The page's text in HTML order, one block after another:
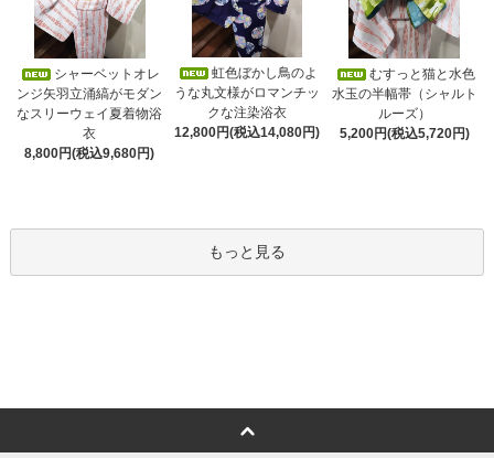
シャーベットオレ
ンジ矢羽立涌縞がモダン
なスリーウェイ夏着物浴
衣
8,800円(税込9,680円)
虹色ぼかし鳥のよ
うな丸文様がロマンチッ
クな注染浴衣
12,800円(税込14,080円)
むすっと猫と水色
水玉の半幅帯（シャルト
ルーズ）
5,200円(税込5,720円)
もっと見る